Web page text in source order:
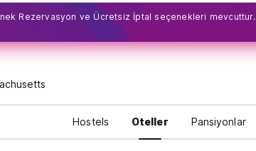
Rezervasyon ve Ücretsiz İptal seçenekleri mevcuttur.
Hostels Oteller Pansiyonlar